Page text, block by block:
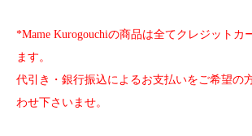
*Mame Kurogouchiの商品は全てクレジットカ
ます。
代引き・銀行振込によるお支払いをご希望の
わせ下さいませ。